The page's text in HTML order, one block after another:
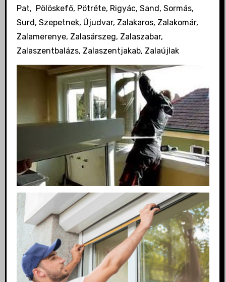
Pat, Pölöskefő, Pötréte, Rigyác, Sand, Sormás,
Surd, Szepetnek, Újudvar, Zalakaros, Zalakomár,
Zalamerenye, Zalasárszeg, Zalaszabar,
Zalaszentbalázs, Zalaszentjakab, Zalaújlak